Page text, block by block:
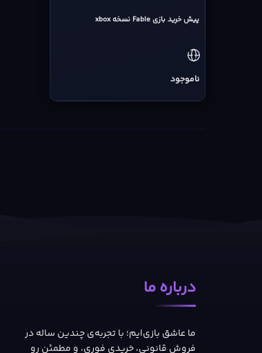
cover
پیش خرید بازی Fable نسخه xbox
ناموجود
درباره ما
ما عاشق بازی‌ایم؛ با تجربه‌ی چندین ساله در
فروش قانونی، خریدی فوری، و مطمئن رو